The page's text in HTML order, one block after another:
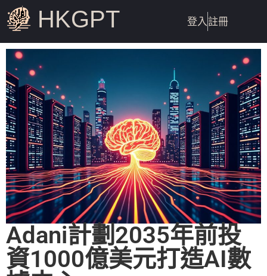
HKGPT 登入註冊
Adani計劃2035年前投
資1000億美元打造AI數